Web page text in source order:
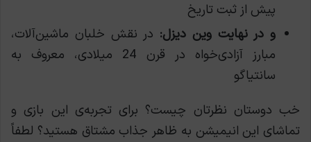
پیش از ثبت تاریخ
و در نهایت وین دیزل: در نقش خلبان ماشین‌آلات،
مبارز آزادی‌خواه در قرن 24 میلادی، معروف به
سانتیاگو
خب دوستان نظرتان چیست؟ برای تجربه‌ی این بازی و
تماشای این انیمیشن به ظاهر جذاب مشتاق هستید؟ لطفاً